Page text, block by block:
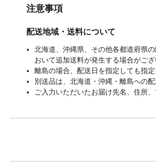
注意事項
配送地域・送料について
北海道、沖縄県、その他各都道府県
おいて追加送料が発生する場合がござ
離島の場合、配送日を指定しても指
別送品は、北海道・沖縄・離島への配
ご入力いただいたお届け先名、住所